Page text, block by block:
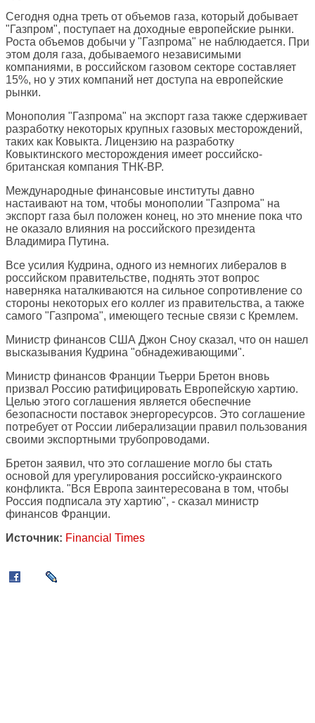
Сегодня одна треть от объемов газа, который добывает
"Газпром", поступает на доходные европейские рынки.
Роста объемов добычи у "Газпрома" не наблюдается. При
этом доля газа, добываемого независимыми
компаниями, в российском газовом секторе составляет
15%, но у этих компаний нет доступа на европейские
рынки.
Монополия "Газпрома" на экспорт газа также сдерживает
разработку некоторых крупных газовых месторождений,
таких как Ковыкта. Лицензию на разработку
Ковыктинского месторождения имеет российско-
британская компания ТНК-BP.
Международные финансовые институты давно
настаивают на том, чтобы монополии "Газпрома" на
экспорт газа был положен конец, но это мнение пока что
не оказало влияния на российского президента
Владимира Путина.
Все усилия Кудрина, одного из немногих либералов в
российском правительстве, поднять этот вопрос
наверняка наталкиваются на сильное сопротивление со
стороны некоторых его коллег из правительства, а также
самого "Газпрома", имеющего тесные связи с Кремлем.
Министр финансов США Джон Сноу сказал, что он нашел
высказывания Кудрина "обнадеживающими".
Министр финансов Франции Тьерри Бретон вновь
призвал Россию ратифицировать Европейскую хартию.
Целью этого соглашения является обеспечние
безопасности поставок энергоресурсов. Это соглашение
потребует от России либерализации правил пользования
своими экспортными трубопроводами.
Бретон заявил, что это соглашение могло бы стать
основой для урегулирования российско-украинского
конфликта. "Вся Европа заинтересована в том, чтобы
Россия подписала эту хартию", - сказал министр
финансов Франции.
Источник: Financial Times